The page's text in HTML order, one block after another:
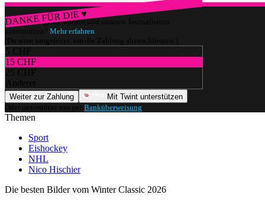
DANKE FÜR DIE ♥
Würdest du gerne watson und unseren Journalismus
unterstützen? Mehr erfahren
(Du wirst umgeleitet, um die Zahlung abzuschliessen.)
5 CHF
15 CHF
25 CHF
Anderer
Weiter zur Zahlung
Mit Twint unterstützen
Oder unterstütze uns per Banküberweisung
Themen
Sport
Eishockey
NHL
Nico Hischier
Die besten Bilder vom Winter Classic 2026